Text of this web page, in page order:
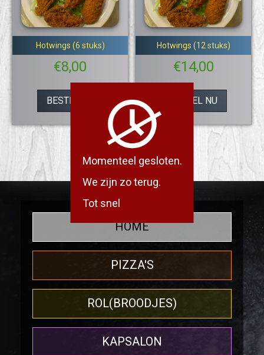
Hotwings (6 stuks)
€8,00
BESTEL NU
Hotwings (12 stuks)
€14,00
BESTEL NU
HOME
PIZZA'S
ROL(BROODJES)
KAPSALON
Momenteel gesloten.
We zijn zo terug.
Tot snel